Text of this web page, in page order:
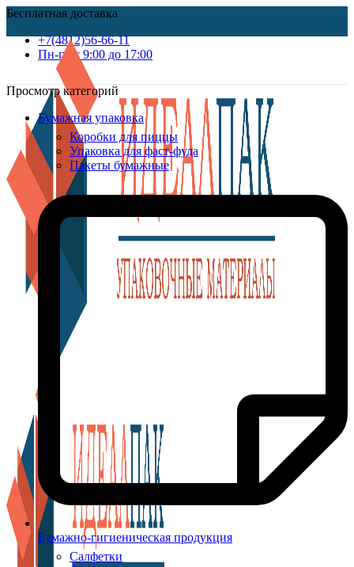
Бесплатная доставка
+7(4812)56-66-11
Пн-пт c 9:00 до 17:00
Просмотр категорий
Бумажная упаковка
Коробки для пиццы
Упаковка для фаст-фуда
Пакеты бумажные
Бумажно-гигиеническая продукция
Салфетки